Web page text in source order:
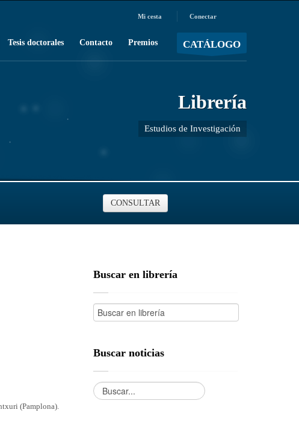
Conectar
Mi cesta
/ MOSTRAR CARRO
CATÁLOGO
Tesis doctorales Contacto Premios
Librería
Estudios de Investigación
CONSULTAR
(Pamplona).
Buscar en librería
Buscar noticias